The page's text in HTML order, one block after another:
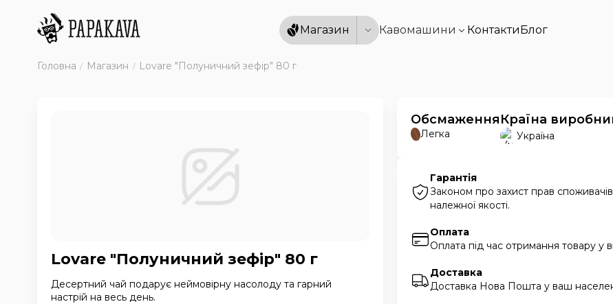
Магазин Кавомашини КонтактиБлог
Головна Магазин Lovare "Полуничний зефір" 80 г
Lovare "Полуничний зефір" 80 г
Десертний чай подарує неймовірну насолоду та гарний
настрій на весь день.
Обсмаження
Легка
Країна
Україна
Гарантія
Законом про захист прав
належної якості.
Оплата
Оплата під час отримання товару у
Доставка
Доставка Нова Пошта у ваш